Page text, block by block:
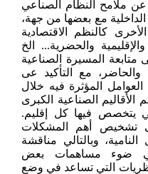
ملامح النظام الصناعي
مع بعضها من جهة،
كالنظم الاقتصادية
والحضرية... الخ
متابعة المسيرة الصناعية
والحاضر، مع التأكيد عى
العوامل المؤثرة فيه خلال
الأقاليم الصناعية الكبرى
يتخصص فيها كل إقليم.
تشخيص أهم المشكلات
وبالتالي مناقشة
ضوء مساهمات بعض
التي تساعد في وضع